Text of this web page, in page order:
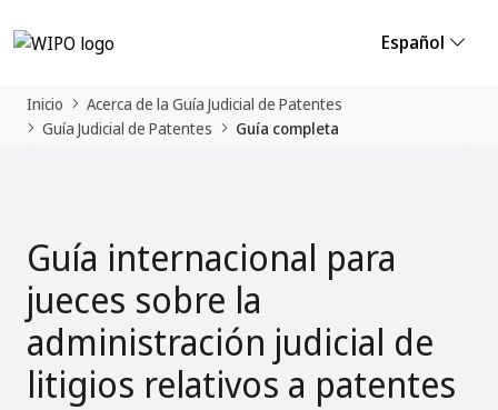
Español
Inicio
Acerca de la Guía Judicial de Patentes
Guía Judicial de Patentes
Guía completa
Guía internacional para
jueces sobre la
administración judicial de
litigios relativos a patentes